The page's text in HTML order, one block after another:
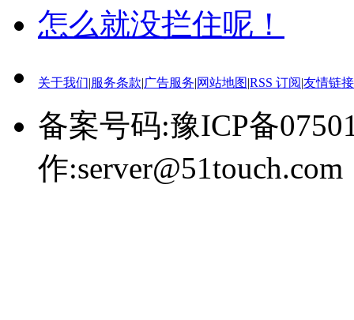
怎么就没拦住呢！
关于我们|服务条款|广告服务|网站地图|RSS 订阅|友情链接
备案号码:豫ICP备
作:server@51touch.com